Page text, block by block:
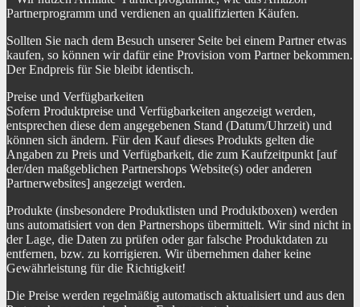
Partnerprogramm und verdienen an qualifizierten Käufen.
Sollten Sie nach dem Besuch unserer Seite bei einem Partner etwas
kaufen, so können wir dafür eine Provision vom Partner bekommen.
Der Endpreis für Sie bleibt identisch.
Preise und Verfügbarkeiten
Sofern Produktpreise und Verfügbarkeiten angezeigt werden,
entsprechen diese dem angegebenen Stand (Datum/Uhrzeit) und
können sich ändern. Für den Kauf dieses Produkts gelten die
Angaben zu Preis und Verfügbarkeit, die zum Kaufzeitpunkt [auf
der/den maßgeblichen Partnershops Website(s) oder anderen
Partnerwebsites] angezeigt werden.
Produkte (insbesondere Produktlisten und Produktboxen) werden
uns automatisiert von den Partnershops übermittelt. Wir sind nicht in
der Lage, die Daten zu prüfen oder gar falsche Produktdaten zu
entfernen, bzw. zu korrigieren. Wir übernehmen daher keine
Gewährleistung für die Richtigkeit!
Die Preise werden regelmäßig automatisch aktualisiert und aus den